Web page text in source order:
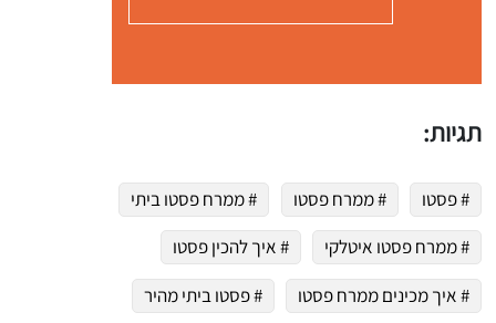
תגיות:
# פסטו # ממרח פסטו
# ממרח פסטו ביתי
# ממרח פסטו איטלקי
# איך להכין פסטו
# איך מכינים ממרח פסטו
# פסטו ביתי מהיר